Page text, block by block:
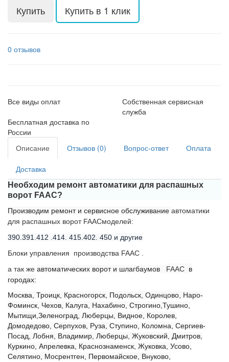
Купить Купить в 1 клик
0 отзывов
Все виды оплат
Собственная сервисная
служба
Бесплатная доставка по
России
Описание
Отзывов (0) Вопрос-ответ Оплата
Доставка
Необходим ремонт автоматики для распашных
ворот FAAC?
Производим ремонт и сервисное обслуживание автоматики
для распашных ворот FAACмоделей:
390.391.412 .414. 415.402. 450 и другие
Блоки управления производства FAAC .
а так же автоматических ворот и шлагбаумов FAAC в
городах:
Москва, Троицк, Красногорск, Подольск, Одинцово, Наро-
Фоминск, Чехов, Калуга, Нахабино, Строгино,Тушино,
Мытищи,Зеленоград, Люберцы, Видное, Королев,
Домодедово, Серпухов, Руза, Ступино, Коломна, Сергиев-
Посад, Лобня, Владимир, Люберцы, Жуковский, Дмитров,
Куркино, Апрелевка, Краснознаменск, Жуковка, Усово,
Селятино, Мосрентген, Первомайское, Внуково,